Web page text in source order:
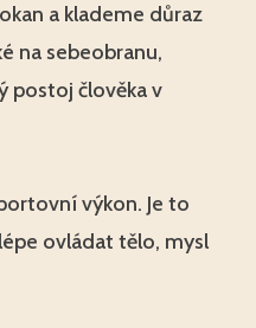
a klademe důraz
na sebeobranu,
postoj člověka v
výkon. Je to
ovládat tělo, mysl